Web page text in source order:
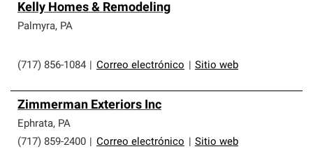
Kelly Homes & Remodeling
Palmyra, PA
(717) 856-1084 Correo electrónico Sitio web
Zimmerman Exteriors Inc
Ephrata, PA
(717) 859-2400
Correo electrónico Sitio web